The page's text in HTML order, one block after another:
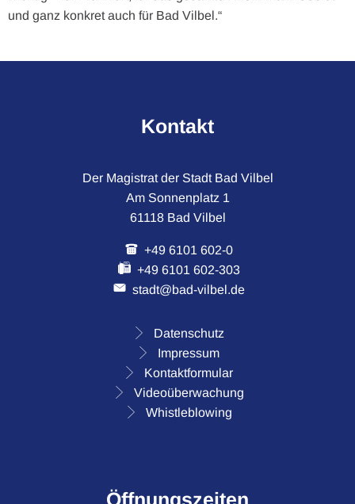
und ganz konkret auch für Bad Vilbel.“
Kontakt
Der Magistrat der Stadt Bad Vilbel
Am Sonnenplatz 1
61118 Bad Vilbel
+49 6101 602-0
+49 6101 602-303
stadt@bad-vilbel.de
Datenschutz
Impressum
Kontaktformular
Videoüberwachung
Whistleblowing
Öffnungszeiten